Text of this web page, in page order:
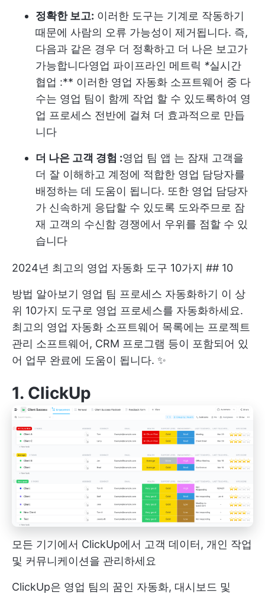
정확한 보고: 이러한 도구는 기계로 작동하기
때문에 사람의 오류 가능성이 제거됩니다. 즉,
다음과 같은 경우 더 정확하고 더 나은 보고가
가능합니다영업 파이프라인 메트릭 *실시간
협업 :** 이러한 영업 자동화 소프트웨어 중 다
수는 영업 팀이 함께 작업 할 수 있도록하여 영
업 프로세스 전반에 걸쳐 더 효과적으로 만듭
니다
더 나은 고객 경험 :영업 팀 앱 는 잠재 고객을
더 잘 이해하고 계정에 적합한 영업 담당자를
배정하는 데 도움이 됩니다. 또한 영업 담당자
가 신속하게 응답할 수 있도록 도와주므로 잠
재 고객의 수신함 경쟁에서 우위를 점할 수 있
습니다
2024년 최고의 영업 자동화 도구 10가지 ## 10
방법 알아보기 영업 팀 프로세스 자동화하기 이 상
위 10가지 도구로 영업 프로세스를 자동화하세요.
최고의 영업 자동화 소프트웨어 목록에는 프로젝트
관리 소프트웨어, CRM 프로그램 등이 포함되어 있
어 업무 완료에 도움이 됩니다. ✨
1. ClickUp
모든 기기에서 ClickUp에서 고객 데이터, 개인 작업
및 커뮤니케이션을 관리하세요
ClickUp은 영업 팀의 꿈인 자동화, 대시보드 및